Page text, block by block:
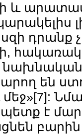
և
դրանք
են
[7]:
է
բարին